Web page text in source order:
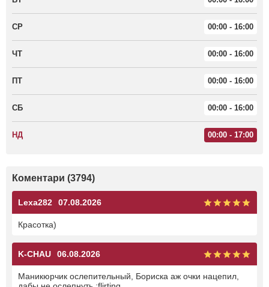
СР 00:00 - 16:00
ЧТ 00:00 - 16:00
ПТ 00:00 - 16:00
СБ 00:00 - 16:00
НД 00:00 - 17:00
Коментари (3794)
Lexa282 07.08.2026
Красотка)
K-CHAU 06.08.2026
Маникюрчик ослепительный, Бориска аж очки нацепил,